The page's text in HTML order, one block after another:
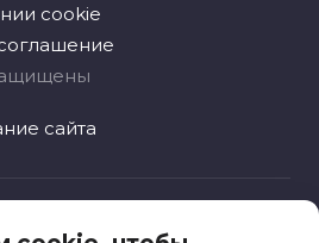
cookie
сайта